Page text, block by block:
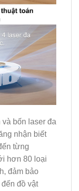
bốn laser đa
nhận biết
từng
hơn 80 loại
đảm bảo
đồ vật